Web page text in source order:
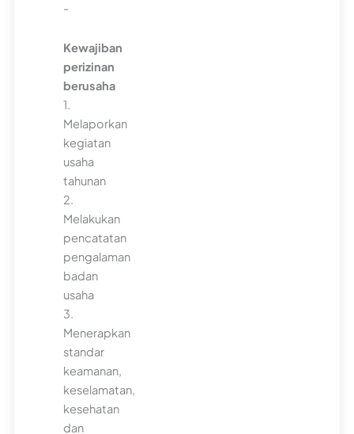
-
Kewajiban
perizinan
berusaha
1.
Melaporkan
kegiatan
usaha
tahunan
2.
Melakukan
pencatatan
pengalaman
badan
usaha
3.
Menerapkan
standar
keamanan,
keselamatan,
kesehatan
dan